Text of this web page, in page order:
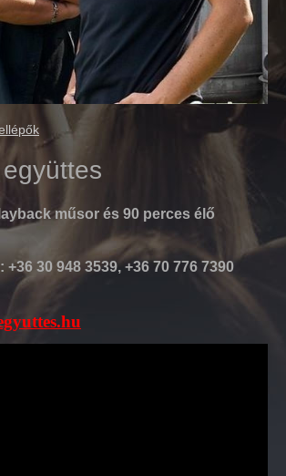
műsor és 90 perces élő
+36 30 948 3539, +36 70 776 7390